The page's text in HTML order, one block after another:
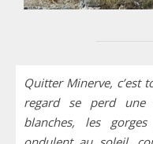
Quitter Minerve, c’est
regard se perd une
blanches, les